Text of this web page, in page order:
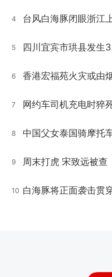
4
5 四川宜宾市珙县发生
6 香港宏福苑火灾或由
7 网约车司机充电时猝
8
9 周末打虎 宋致远被查
10 白海豚将正面袭击贯